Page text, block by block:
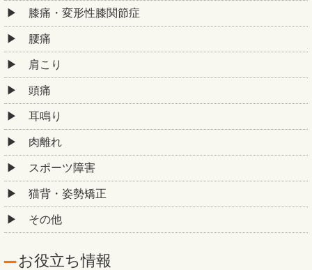
膝痛・変形性膝関節症
腰痛
肩こり
頭痛
耳鳴り
肉離れ
スポーツ障害
猫背・姿勢矯正
その他
お役立ち情報